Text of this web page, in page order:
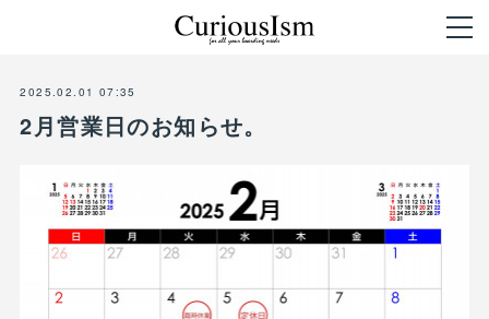
2025.02.01 07:35
2月営業日のお知らせ。